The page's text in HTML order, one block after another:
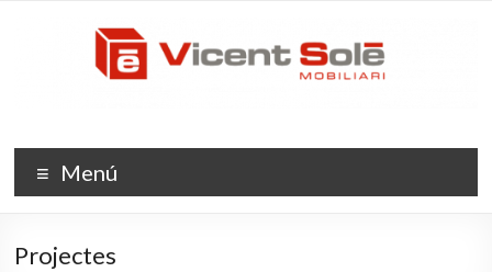
Menú
Projectes